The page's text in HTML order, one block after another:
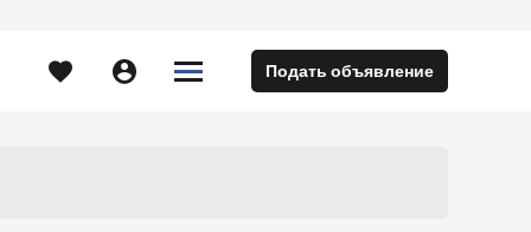
  

 Подать объявление